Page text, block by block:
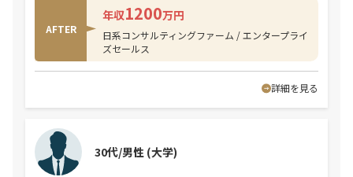
AFTER
年収1200万円
日系コンサルティングファーム / エンタープライ
ズセールス
詳細を見る
30代/男性 (大学)